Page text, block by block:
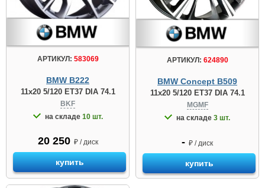
АРТИКУЛ: 583069
BMW B222
11x20 5/120 ET37 DIA 74.1
BKF
на складе 10 шт.
20 250 ₽ / диск
купить
АРТИКУЛ: 624890
BMW Concept B509
11x20 5/120 ET37 DIA 74.1
MGMF
на складе 3 шт.
- ₽ / диск
купить